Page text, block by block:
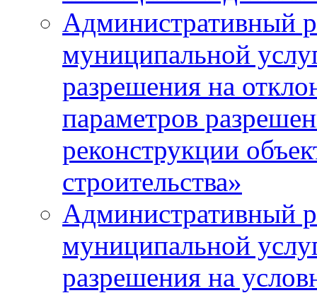
Административный
муниципальной
разрешения на
параметров
реконструкции
строительства»
Административный
муниципальной
разрешения на